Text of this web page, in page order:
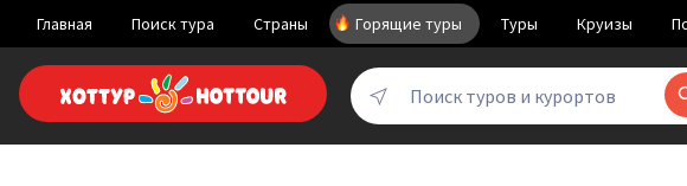
Главная Поиск тура Страны Горящие туры Туры Круизы
Поиск туров и курортов